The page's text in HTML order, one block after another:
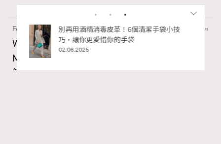
Fashion 130 views
Watches and Wonders 2026: CHANEL全新
Mademoiselle Privé Bouton Lion獅子系列戒指
錶與長頸鏈錶
的顯
別再用酒精消毒皮革！6個清潔手袋小技
巧，讓你更愛惜你的手袋
02.06.2025